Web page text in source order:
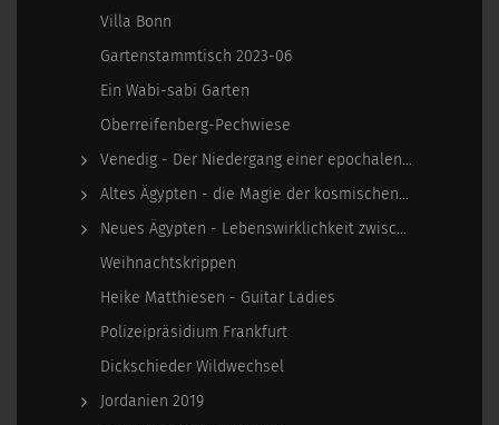
Villa Bonn
Gartenstammtisch 2023-06
Ein Wabi-sabi Garten
Oberreifenberg-Pechwiese
Venedig - Der Niedergang einer epochalen Macht
Altes Ägypten - die Magie der kosmischen…
Neues Ägypten - Lebenswirklichkeit zwischen…
Weihnachtskrippen
Heike Matthiesen - Guitar Ladies
Polizeipräsidium Frankfurt
Dickschieder Wildwechsel
Jordanien 2019